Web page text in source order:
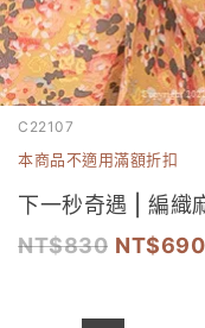
C22107
本商品不適用滿額折扣
下一秒奇遇 | 編織
830
690